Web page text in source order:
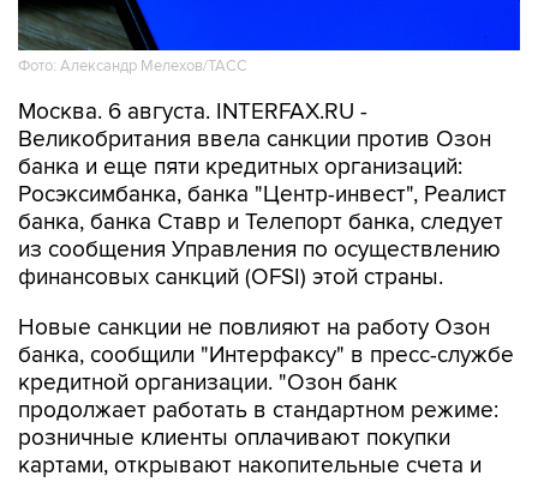
Фото: Александр Мелехов/ТАСС
Москва. 6 августа. INTERFAX.RU -
Великобритания ввела санкции против Озон
банка и еще пяти кредитных организаций:
Росэксимбанка, банка "Центр-инвест", Реалист
банка, банка Ставр и Телепорт банка, следует
из сообщения Управления по осуществлению
финансовых санкций (OFSI) этой страны.
Новые санкции не повлияют на работу Озон
банка, сообщили "Интерфаксу" в пресс-службе
кредитной организации. "Озон банк
продолжает работать в стандартном режиме:
розничные клиенты оплачивают покупки
картами, открывают накопительные счета и